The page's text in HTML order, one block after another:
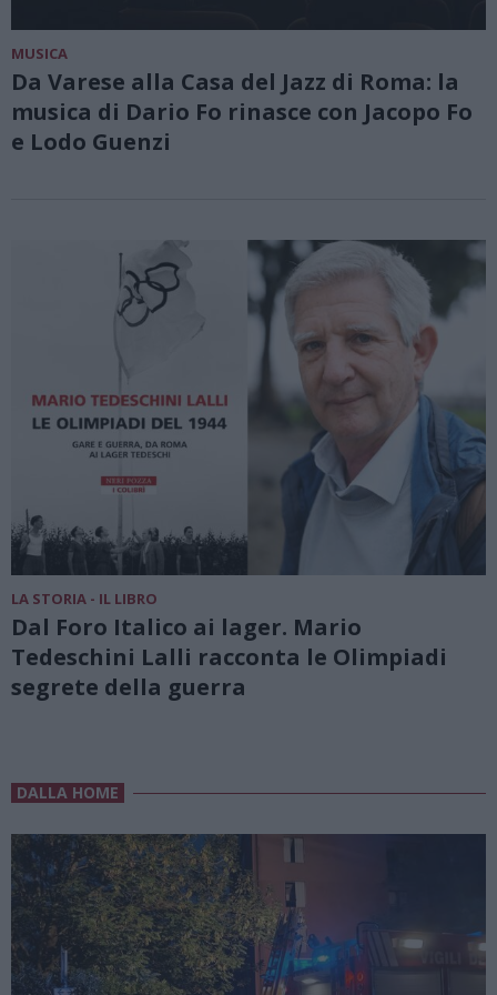
MUSICA
Da Varese alla Casa del Jazz di Roma: la
musica di Dario Fo rinasce con Jacopo Fo
e Lodo Guenzi
LA STORIA - IL LIBRO
Dal Foro Italico ai lager. Mario
Tedeschini Lalli racconta le Olimpiadi
segrete della guerra
DALLA HOME